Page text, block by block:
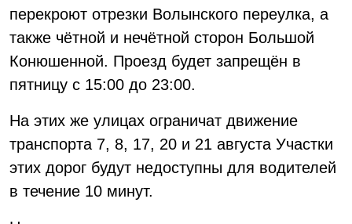
перекроют отрезки Волынского переулка, а
также чётной и нечётной сторон Большой
Конюшенной. Проезд будет запрещён в
пятницу с 15:00 до 23:00.
На этих же улицах ограничат движение
транспорта 7, 8, 17, 20 и 21 августа Участки
этих дорог будут недоступны для водителей
в течение 10 минут.